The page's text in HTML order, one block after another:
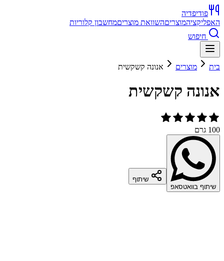
פודיפדיה
האפליקציהמוצריםהשוואת מוצריםמחשבון קלוריות
חיפוש
בית מוצרים אנונה קשקשית
אנונה קשקשית
100 גרם
שיתוף בוואטסאפ
שיתוף